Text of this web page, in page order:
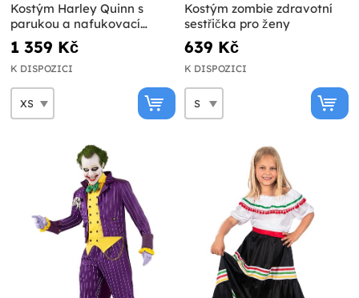
Kostým Harley Quinn s
parukou a nafukovací
pálkou pro ženy -
Sebevražedný oddíl
1 359 Kč
K DISPOZICI
Kostým zombie zdravotní
sestřička pro ženy
639 Kč
K DISPOZICI